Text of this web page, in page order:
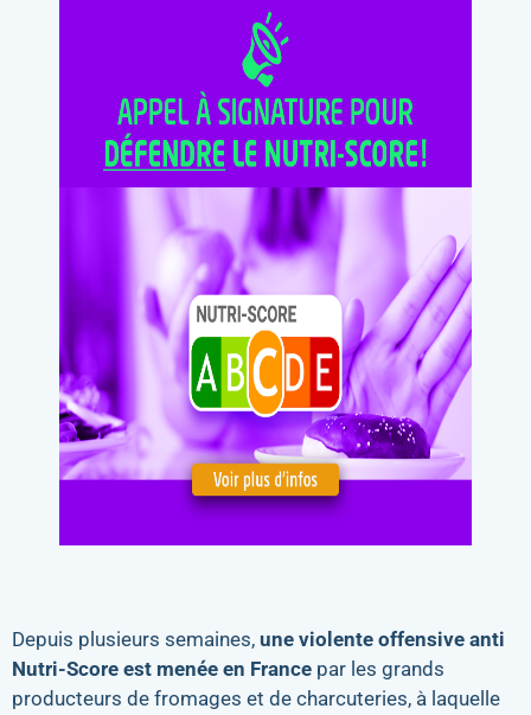
Depuis plusieurs semaines, une violente offensive anti
Nutri-Score est menée en France par les grands
producteurs de fromages et de charcuteries, à laquelle